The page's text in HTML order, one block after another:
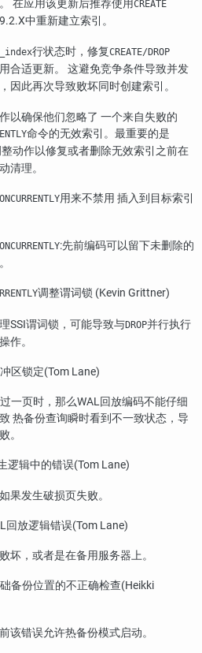
在应用该更新后推荐使用CREATE
中重新建立索引。
行状态时，修复CREATE/DROP
合适更新。 这避免竞争条件导致并发
因此再次导致败坏同时创建索引。
以确保他们忽略了 一个来自失败的
命令的无效索引。最重要的是
整动作以修复或者删除无效索引之前在
清理。
用来不禁用 插入到目标索引
:先前编码可以留下未删除的
调整谓词锁 (Kevin Grittner)
SSI谓词锁，可能导致与DROP并行执行
作。
区锁定(Tom Lane)
一页时，那么WAL回放编码不能仔细
热备份查询瞬时看到不一致状态，导
。
逻辑中的错误(Tom Lane)
果发生破损页失败。
回放逻辑错误(Tom Lane)
坏，或者是在备用服务器上。
备份位置的不正确检查(Heikki
该错误允许热备份模式启动。